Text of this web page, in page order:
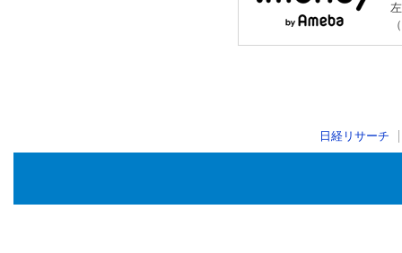
日経リサーチ